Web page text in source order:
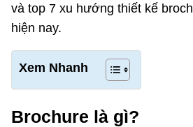
và top 7 xu hướng thiết kế
hiện nay.
Xem Nhanh
Brochure là gì?